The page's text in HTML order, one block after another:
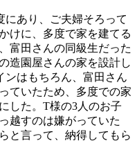
あり、ご夫婦そろって
けに、多度で家を建てる
富田さんの同級生だった
造園屋さんの家を設計し
ンはもちろん、富田さん
ていたため、多度での家
した。T様の3人のお子
越すのは嫌がっていた
と言って、納得してもら